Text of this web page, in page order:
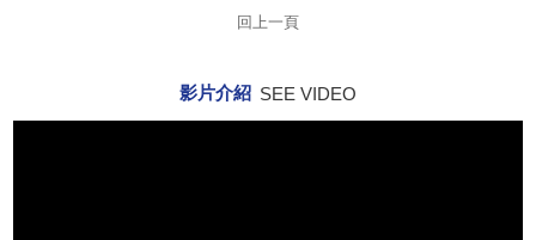
回上一頁
影片介紹 SEE VIDEO